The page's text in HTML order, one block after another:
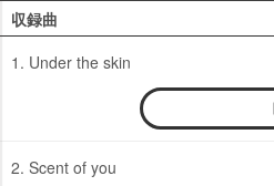
収録曲
1. Under the skin
2. Scent of you